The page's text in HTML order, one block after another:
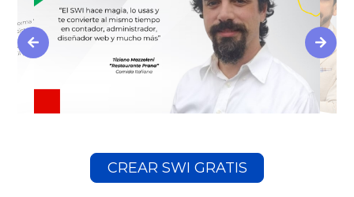
CREAR SWI GRATIS